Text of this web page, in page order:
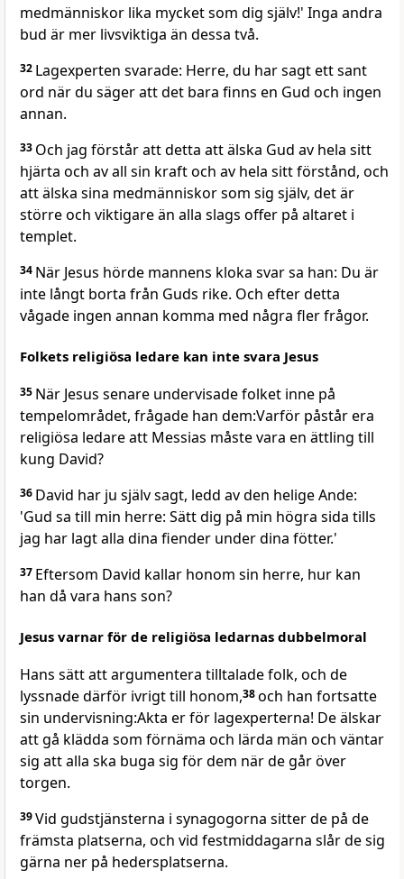
medmänniskor lika mycket som dig själv!' Inga andra
bud är mer livsviktiga än dessa två.
32 Lagexperten svarade: Herre, du har sagt ett sant
ord när du säger att det bara finns en Gud och ingen
annan.
33 Och jag förstår att detta att älska Gud av hela sitt
hjärta och av all sin kraft och av hela sitt förstånd, och
att älska sina medmänniskor som sig själv, det är
större och viktigare än alla slags offer på altaret i
templet.
34 När Jesus hörde mannens kloka svar sa han: Du är
inte långt borta från Guds rike. Och efter detta
vågade ingen annan komma med några fler frågor.
Folkets religiösa ledare kan inte svara Jesus
35 När Jesus senare undervisade folket inne på
tempelområdet, frågade han dem:Varför påstår era
religiösa ledare att Messias måste vara en ättling till
kung David?
36 David har ju själv sagt, ledd av den helige Ande:
'Gud sa till min herre: Sätt dig på min högra sida tills
jag har lagt alla dina fiender under dina fötter.'
37 Eftersom David kallar honom sin herre, hur kan
han då vara hans son?
Jesus varnar för de religiösa ledarnas dubbelmoral
Hans sätt att argumentera tilltalade folk, och de
lyssnade därför ivrigt till honom,38och han fortsatte
sin undervisning:Akta er för lagexperterna! De älskar
att gå klädda som förnäma och lärda män och väntar
sig att alla ska buga sig för dem när de går över
torgen.
39Vid gudstjänsterna i synagogorna sitter de på de
främsta platserna, och vid festmiddagarna slår de sig
gärna ner på hedersplatserna.